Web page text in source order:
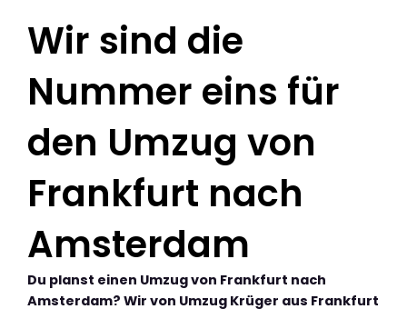
Wir sind die
Nummer eins für
den Umzug von
Frankfurt nach
Amsterdam
Du planst einen Umzug von Frankfurt nach
Amsterdam? Wir von Umzug Krüger aus Frankfurt